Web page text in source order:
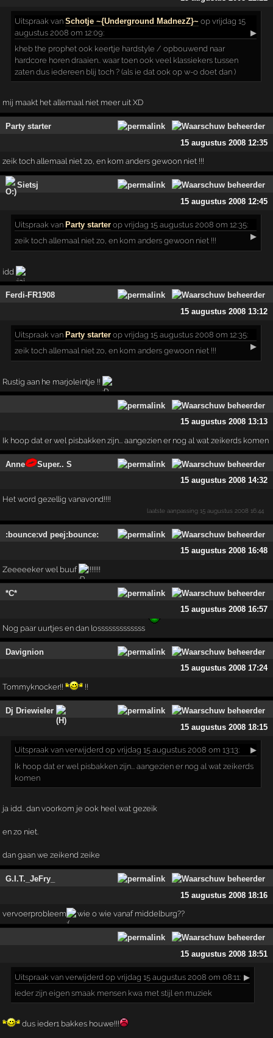
Uitspraak vanSchotje ~{Underground MadnezZ}~ op vrijdag 15
augustus 2008 om 12:09:
▶
kheb the prophet ook keertje hardstyle / opbouwend naar
hardcore horen draaien.. waar toen ook veel klassiekers tussen
zaten dus iedereen blij toch ? (als ie dat ook op w-o doet dan )
mij maakt het allemaal niet meer uit XD
Party starter
15 augustus 2008 12:35
zeik toch allemaal niet zo, en kom anders gewoon niet !!!
Sietsj
15 augustus 2008 12:45
Uitspraak van Party starter op vrijdag 15 augustus 2008 om 12:35:
▶
zeik toch allemaal niet zo, en kom anders gewoon niet !!!
idd
Ferdi-FR1908
15 augustus 2008 13:12
Uitspraak van Party starter op vrijdag 15 augustus 2008 om 12:35:
▶
zeik toch allemaal niet zo, en kom anders gewoon niet !!!
Rustig aan he marjoleintje !!
15 augustus 2008 13:13
Ik hoop dat er wel pisbakken zijn... aangezien er nog al wat zeikerds komen
Anne
Super.. S
15 augustus 2008 14:32
Het word gezellig vanavond!!!!
laatste aanpassing15 augustus 2008 16:44
:bounce:vd peej:bounce:
15 augustus 2008 16:48
Zeeeeeker wel buuf !!!!!!!
*C*
15 augustus 2008 16:57
Nog paar uurtjes en dan losssssssssssss
Davignion
15 augustus 2008 17:24
Tommyknocker!! !!
Dj Driewieler
15 augustus 2008 18:15
Uitspraak van verwijderd op vrijdag 15 augustus 2008 om 13:13:
▶
Ik hoop dat er wel pisbakken zijn... aangezien er nog al wat zeikerds
komen
ja idd.. dan voorkom je ook heel wat gezeik
en zo niet.
dan gaan we zeikend zeike
G.I.T._JeFry_
15 augustus 2008 18:16
vervoerprobleem wie o wie vanaf middelburg??
15 augustus 2008 18:51
Uitspraak van verwijderd op vrijdag 15 augustus 2008 om 08:11: ▶
ieder zijn eigen smaak mensen kwa met stijl en muziek
dus ieder1 bakkes houwe!!!